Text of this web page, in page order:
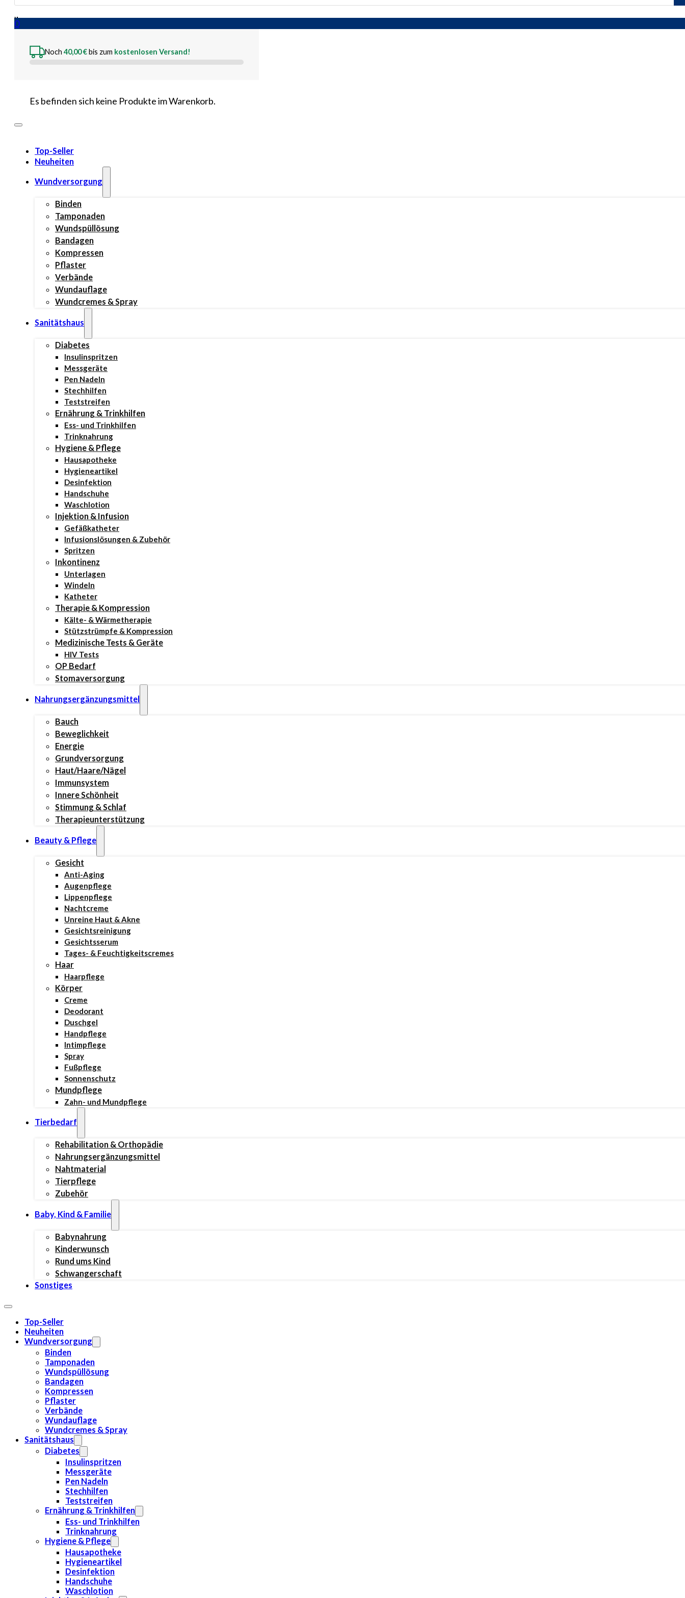
search
0
Noch 40,00€ bis zum kostenlosen Versand!
Es befinden sich keine Produkte im Warenkorb.
Top-Seller
Neuheiten
Wundversorgung
Binden
Tamponaden
Wundspüllösung
Bandagen
Kompressen
Pflaster
Verbände
Wundauflage
Wundcremes & Spray
Sanitätshaus
Diabetes
Insulinspritzen
Messgeräte
Pen Nadeln
Stechhilfen
Teststreifen
Ernährung & Trinkhilfen
Ess- und Trinkhilfen
Trinknahrung
Hygiene & Pflege
Hausapotheke
Hygieneartikel
Desinfektion
Handschuhe
Waschlotion
Injektion & Infusion
Gefäßkatheter
Infusionslösungen & Zubehör
Spritzen
Inkontinenz
Unterlagen
Windeln
Katheter
Therapie & Kompression
Kälte- & Wärmetherapie
Stützstrümpfe & Kompression
Medizinische Tests & Geräte
HIV Tests
OP Bedarf
Stomaversorgung
Nahrungsergänzungsmittel
Bauch
Beweglichkeit
Energie
Grundversorgung
Haut/Haare/Nägel
Immunsystem
Innere Schönheit
Stimmung & Schlaf
Therapieunterstützung
Beauty & Pflege
Gesicht
Anti-Aging
Augenpflege
Lippenpflege
Nachtcreme
Unreine Haut & Akne
Gesichtsreinigung
Gesichtsserum
Tages- & Feuchtigkeitscremes
Haar
Haarpflege
Körper
Creme
Deodorant
Duschgel
Handpflege
Intimpflege
Spray
Fußpflege
Sonnenschutz
Mundpflege
Zahn- und Mundpflege
Tierbedarf
Rehabilitation & Orthopädie
Nahrungsergänzungsmittel
Nahtmaterial
Tierpflege
Zubehör
Baby, Kind & Familie
Babynahrung
Kinderwunsch
Rund ums Kind
Schwangerschaft
Sonstiges
Top-Seller
Neuheiten
Wundversorgung
Binden
Tamponaden
Wundspüllösung
Bandagen
Kompressen
Pflaster
Verbände
Wundauflage
Wundcremes & Spray
Sanitätshaus
Diabetes
Insulinspritzen
Messgeräte
Pen Nadeln
Stechhilfen
Teststreifen
Ernährung & Trinkhilfen
Ess- und Trinkhilfen
Trinknahrung
Hygiene & Pflege
Hausapotheke
Hygieneartikel
Desinfektion
Handschuhe
Waschlotion